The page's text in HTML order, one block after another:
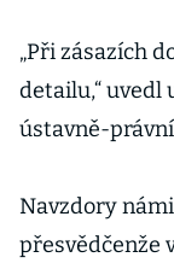
„Při zásazích
detailu,“ uvedl
ústavně-
Navzdory
přesvědčenže